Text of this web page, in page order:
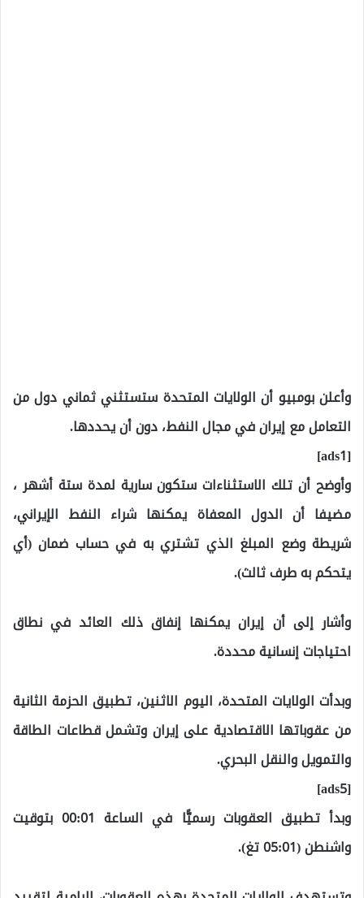
وأعلن بومبيو أن الولايات المتحدة ستستثني ثماني دول من
التعامل مع إيران في مجال النفط، دون أن يحددها.
[ads1]
وأوضح أن تلك الاستثناءات ستكون سارية لمدة ستة أشهر ،
مضيفا أن الدول المعفاة يمكنها شراء النفط الإيراني،
شريطة وضع المبلغ الذي تشتري به في حساب ضمان (أي
يتحكم به طرف ثالث).
وأشار إلى أن إيران يمكنها إنفاق ذلك العائد في نطاق
احتياجات إنسانية محددة.
وبدأت الولايات المتحدة، اليوم الاثنين، تطبيق الحزمة الثانية
من عقوباتها الاقتصادية على إيران وتشمل قطاعات الطاقة
والتمويل والنقل البحري.
[ads5]
وبدأ تطبيق العقوبات رسميًّا في الساعة 00:01 بتوقيت
واشنطن (05:01 تغ).